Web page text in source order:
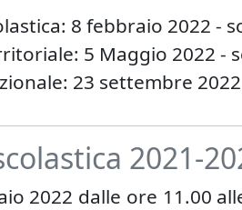
8 febbraio 2022 -
5 Maggio 2022 -
23 settembre
2021-
2022 dalle ore 11.00